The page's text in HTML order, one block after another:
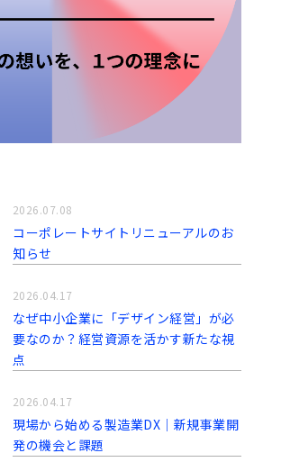
コーポレートサイトリニューアルのお
知らせ
2026.07.08
なぜ中小企業に「デザイン経営」が必
要なのか？経営資源を活かす新たな視
点
2026.04.17
現場から始める製造業DX｜新規事業開
発の機会と課題
2026.04.17